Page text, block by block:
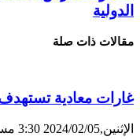
الدولية
مقالات ذات صلة
غارات معادية
الإثنين,2024/02/05 3:30 مساءً